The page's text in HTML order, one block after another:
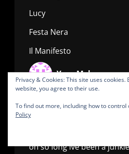
Lucy
Festa Nera
Il Manifesto
Yara Mekaway
oh so long ive been a junkie
Privacy & Cookies: This site uses
website, you agree to their use.
To find out more, including how to control
Policy